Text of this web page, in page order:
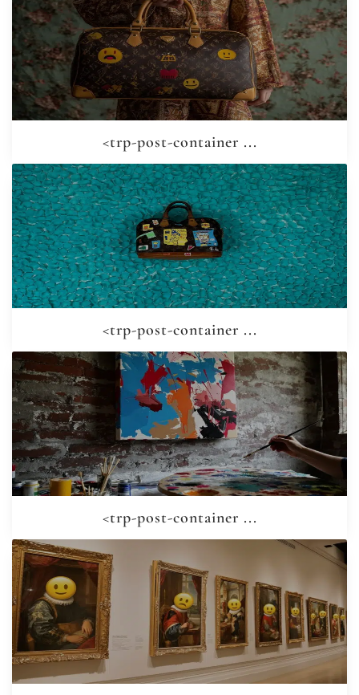
<trp-post-container ...
<trp-post-container ...
<trp-post-container ...